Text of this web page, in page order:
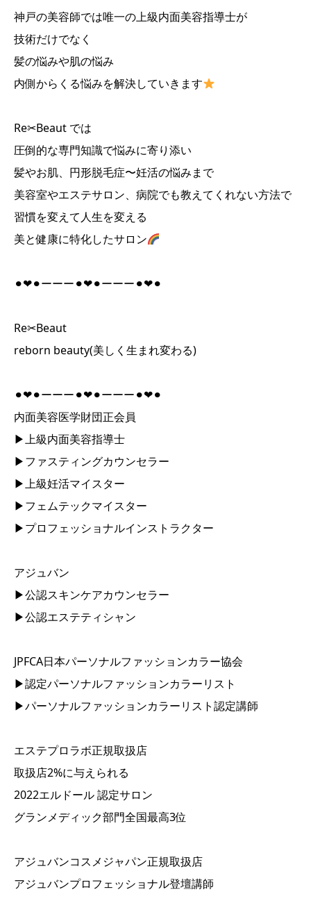
神戸の美容師では唯一の上級内面美容指導士が
技術だけでなく
髪の悩みや肌の悩み
内側からくる悩みを解決していきます
Re✂︎Beaut では
圧倒的な専門知識で悩みに寄り添い
髪やお肌、円形脱毛症〜妊活の悩みまで
美容室やエステサロン、病院でも教えてくれない方法で
習慣を変えて人生を変える
美と健康に特化したサロン
⚫︎❤︎⚫︎ーーー⚫︎❤︎⚫︎ーーー⚫︎❤︎⚫︎
Re✂︎Beaut
reborn beauty(美しく生まれ変わる)
⚫︎❤︎⚫︎ーーー⚫︎❤︎⚫︎ーーー⚫︎❤︎⚫︎
内面美容医学財団正会員
▶︎上級内面美容指導士
▶︎ファスティングカウンセラー
▶︎上級妊活マイスター
▶︎フェムテックマイスター
▶︎プロフェッショナルインストラクター
アジュバン
▶︎公認スキンケアカウンセラー
▶︎公認エステティシャン
JPFCA日本パーソナルファッションカラー協会
▶︎認定パーソナルファッションカラーリスト
▶︎パーソナルファッションカラーリスト認定講師
エステプロラボ正規取扱店
取扱店2%に与えられる
2022エルドール 認定サロン
グランメディック部門全国最高3位
アジュバンコスメジャパン正規取扱店
アジュバンプロフェッショナル登壇講師